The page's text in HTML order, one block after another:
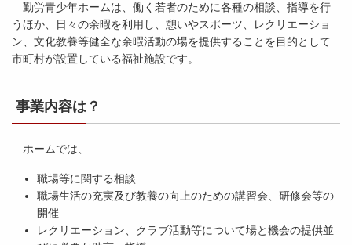
勤労青少年ホームは、働く若者のために各種の相談、指導を行
うほか、日々の余暇を利用し、憩いやスポーツ、レクリエーショ
ン、文化教養等健全な余暇活動の場を提供することを目的として
市町村が設置している福祉施設です。
事業内容は？
ホームでは、
職場等に関する相談
職場生活の充実及び教養の向上のための講習会、研修会等の
開催
レクリエーション、クラブ活動等について場と機会の提供並